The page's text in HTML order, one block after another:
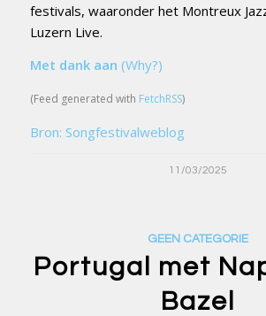
festivals, waaronder het Montreux
Luzern Live.
Met dank aan (Why?)
(Feed generated with FetchRSS)
Bron: Songfestivalweblog
11/03/2025
GEEN CATEGORIE
Portugal met
Bazel